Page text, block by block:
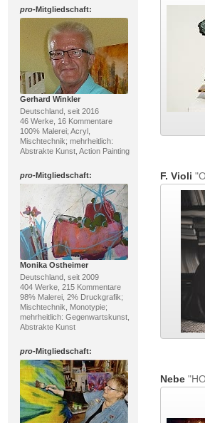
pro-Mitgliedschaft:
Gerhard Winkler
Deutschland, seit 2016
46 Werke, 16 Kommentare
100% Malerei; Acryl,
Mischtechnik; mehrheitlich:
Abstrakte Kunst, Action Painting
pro-Mitgliedschaft:
Monika Ostheimer
Deutschland, seit 2009
404 Werke, 215 Kommentare
98% Malerei, 2% Druckgrafik;
Mischtechnik, Monotypie;
mehrheitlich: Gegenwartskunst,
Abstrakte Kunst
pro-Mitgliedschaft:
F. Violi
Nebe